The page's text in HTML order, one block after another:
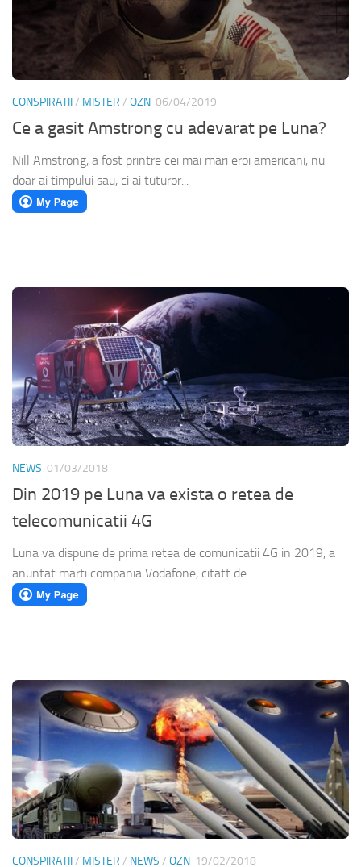
CONSPIRATII/ MISTER / OZN 06/04/2019
Ce a gasit Amstrong cu adevarat pe Luna?
Nill Amstrong, a fost printre cei mai mari eroi americani, nu
doar ai timpului sau, ci ai tuturor...
NEWS 01/03/2018
Din 2019 pe Luna va exista o retea de
telecomunicatii 4G
Luna va dispune de prima retea de comunicatii 4G in 2019, a
anuntat marti compania Vodafone, citatt de...
CONSPIRATII/ MISTER / NEWS / OZN 19/02/2018